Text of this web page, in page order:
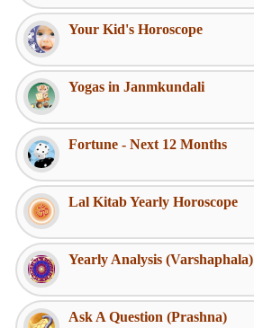
Your Kid's Horoscope
Yogas in Janmkundali
Fortune - Next 12 Months
Lal Kitab Yearly Horoscope
Yearly Analysis (Varshaphala)
Ask A Question (Prashna)